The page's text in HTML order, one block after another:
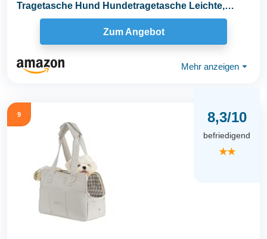
Tragetasche Hund Hundetragetasche Leichte,
Faltbare...
Zum Angebot
Mehr anzeigen ⏷
9 8,3/10
befriedigend
★★